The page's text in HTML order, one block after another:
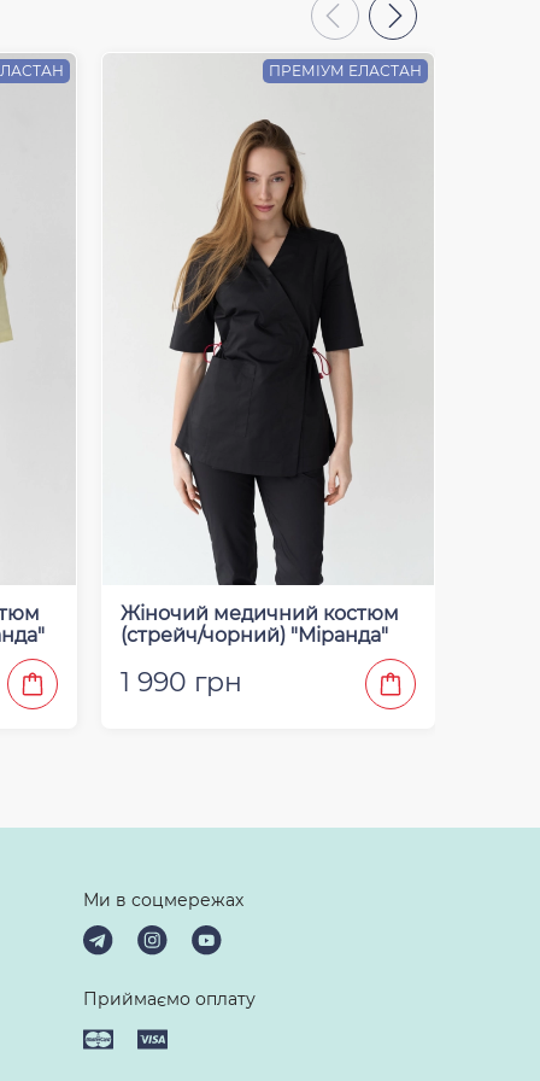
ПРЕМІУМ ЕЛАСТАН
Жіночий медичний костюм
(стрейч/чорний) "Міранда"
1 990 грн
Ми в соцмережах
Приймаємо оплату